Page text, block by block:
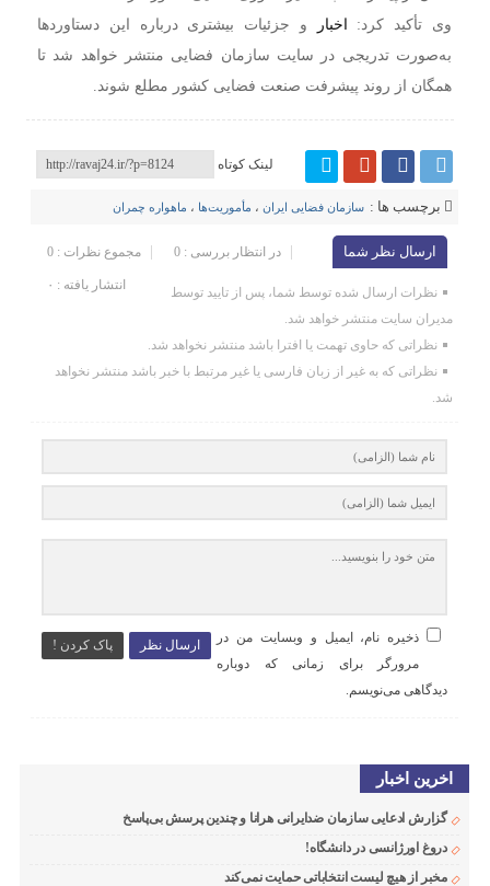
وی تأکید کرد: اخبار و جزئیات بیشتری درباره این دستاوردها
به‌صورت تدریجی در سایت سازمان فضایی منتشر خواهد شد تا
همگان از روند پیشرفت صنعت فضایی کشور مطلع شوند.
لینک کوتاه
برچسب ها : سازمان فضایی ایران ، مأموریت‌ها ، ماهواره چمران
ارسال نظر شما مجموع نظرات : 0 در انتظار بررسی : 0
انتشار یافته : ۰
نظرات ارسال شده توسط شما، پس از تایید توسط
مدیران سایت منتشر خواهد شد.
نظراتی که حاوی تهمت یا افترا باشد منتشر نخواهد شد.
نظراتی که به غیر از زبان فارسی یا غیر مرتبط با خبر باشد منتشر نخواهد
شد.
ارسال نظر پاک کردن !
ذخیره نام، ایمیل و وبسایت من در
مرورگر برای زمانی که دوباره
دیدگاهی می‌نویسم.
اخرین اخبار
گزارش ادعایی سازمان ضدایرانی هرانا و چندین پرسش بی‌پاسخ
دروغ اورژانسی در دانشگاه!
مخبر از هیچ لیست انتخاباتی حمایت نمی‌کند